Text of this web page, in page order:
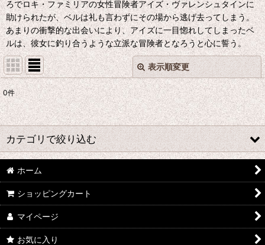
ろでロキ・ファミリアの女性冒険者アイズ・ヴァレンシュタインに
助けられたが、ベルは礼も言わずにその場から逃げ去ってしまう。
あまりの衝撃的な出会いにより、アイズに一目惚れしてしまったベ
ルは、彼女に釣り合うような立派な冒険者となろうと心に誓う。
表示順変更
表示数:
並び順:
閉じる
0件
カテゴリで絞り込む
た行 コスプレ衣装 (全商品)
刀剣乱舞
デュラララ!!
ホーム
ショッピングカート
マイページ
お気に入り